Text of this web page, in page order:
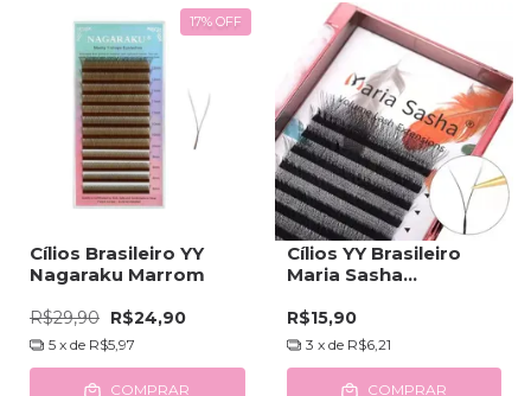
17% OFF
Cílios Brasileiro YY
Nagaraku Marrom
R$29,90 R$24,90
5 x de R$5,97
COMPRAR
Cílios YY Brasileiro
Maria Sasha
R$15,90
3 x de R$6,21
COMPRAR